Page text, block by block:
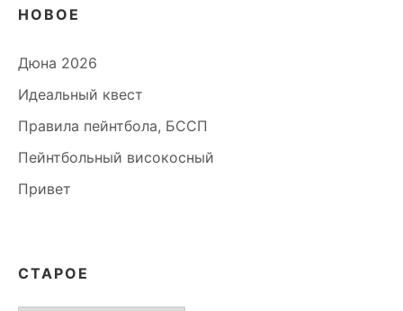
НОВОЕ
Дюна 2026
Идеальный квест
Правила пейнтбола, БССП
Пейнтбольный високосный
Привет
СТАРОЕ